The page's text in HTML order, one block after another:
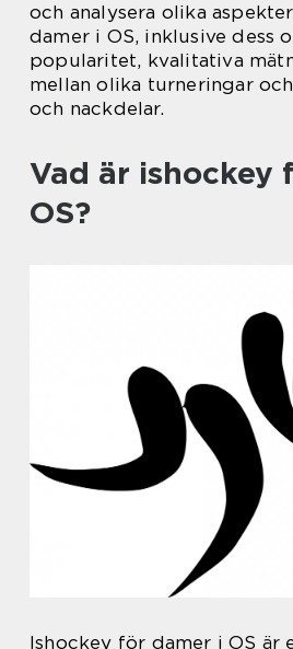
och analysera olika
damer i OS, inklusive dess
popularitet, kvalitativa
mellan olika turneringar
och nackdelar.
Vad är ishockey
OS?
Ishockey för damer i OS